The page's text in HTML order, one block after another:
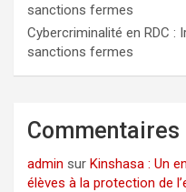
sanctions fermes
Cybercriminalité en RDC :
sanctions fermes
Commentaires
admin sur Kinshasa : Un
élèves à la protection de